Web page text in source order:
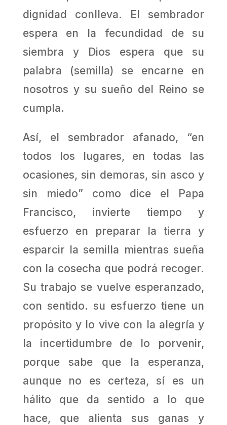
dignidad conlleva. El sembrador
espera en la fecundidad de su
siembra y Dios espera que su
palabra (semilla) se encarne en
nosotros y su sueño del Reino se
cumpla.
Así, el sembrador afanado, “en
todos los lugares, en todas las
ocasiones, sin demoras, sin asco y
sin miedo” como dice el Papa
Francisco, invierte tiempo y
esfuerzo en preparar la tierra y
esparcir la semilla mientras sueña
con la cosecha que podrá recoger.
Su trabajo se vuelve esperanzado,
con sentido. su esfuerzo tiene un
propósito y lo vive con la alegría y
la incertidumbre de lo porvenir,
porque sabe que la esperanza,
aunque no es certeza, sí es un
hálito que da sentido a lo que
hace, que alienta sus ganas y